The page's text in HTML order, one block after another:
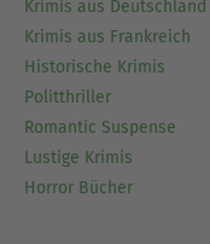
Krimis aus Deutschland
Krimis aus Frankreich
Historische Krimis
Politthriller
Romantic Suspense
Lustige Krimis
Horror Bücher